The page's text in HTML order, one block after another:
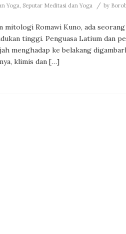
Yoga, Seputar Meditasi dan Yoga / by
Romawi Kuno, ada
tinggi. Penguasa Latium dan
menghadap ke belakang
klimis dan […]